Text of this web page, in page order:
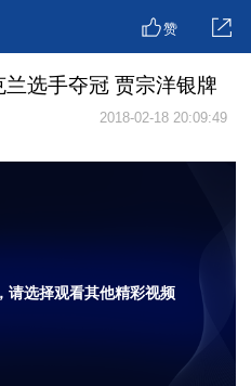
赞
选手夺冠 贾宗洋银牌
2018-02-18 20:09:49
请选择观看其他精彩视频